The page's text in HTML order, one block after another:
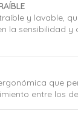
y lavable,
la sensibilidad y
que
entre los